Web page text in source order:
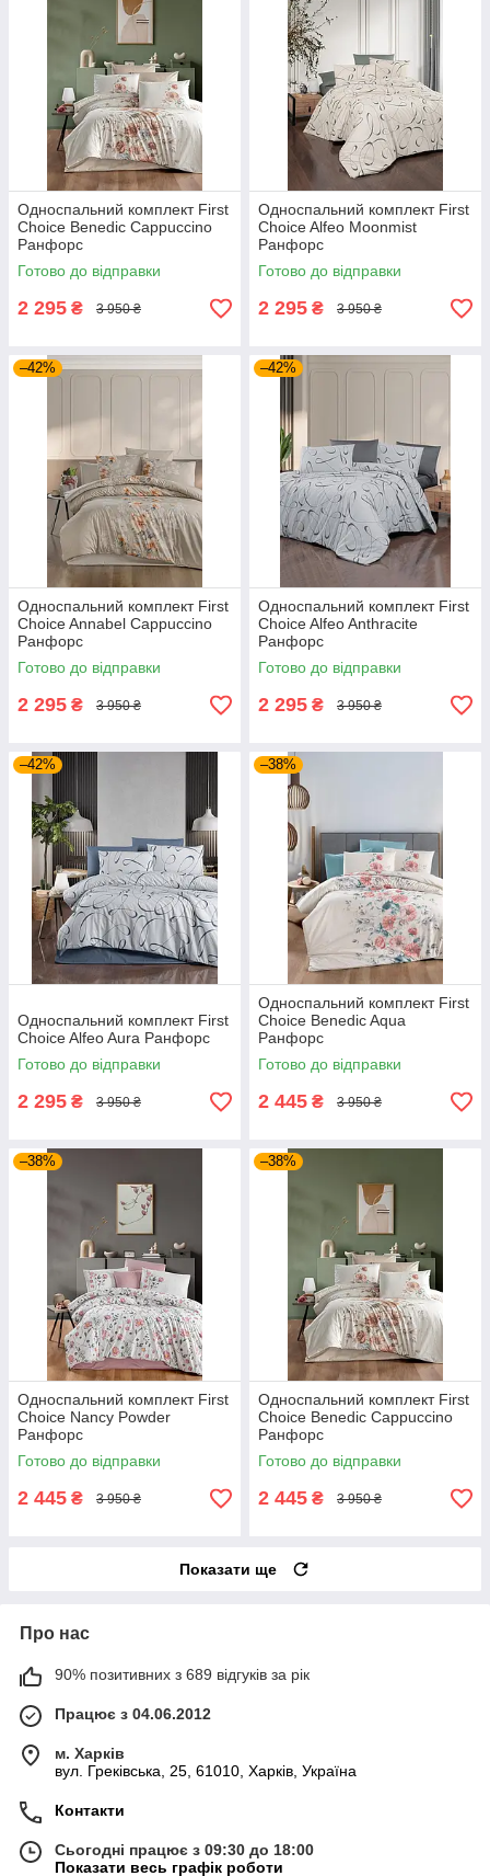
Односпальний комплект First
Choice Benedic Cappuccino
Ранфорс
Готово до відправки
2 295 ₴ 3 950 ₴
Односпальний комплект First
Choice Alfeo Moonmist
Ранфорс
Готово до відправки
2 295 ₴ 3 950 ₴
–42%
Односпальний комплект First
Choice Annabel Cappuccino
Ранфорс
Готово до відправки
2 295 ₴ 3 950 ₴
–42%
Односпальний комплект First
Choice Alfeo Anthracite
Ранфорс
Готово до відправки
2 295 ₴ 3 950 ₴
–42%
Односпальний комплект First
Choice Alfeo Aura Ранфорс
Готово до відправки
2 295 ₴ 3 950 ₴
–38%
Односпальний комплект First
Choice Benedic Aqua
Ранфорс
Готово до відправки
2 445 ₴ 3 950 ₴
–38%
Односпальний комплект First
Choice Nancy Powder
Ранфорс
Готово до відправки
2 445 ₴ 3 950 ₴
–38%
Односпальний комплект First
Choice Benedic Cappuccino
Ранфорс
Готово до відправки
2 445 ₴ 3 950 ₴
Показати ще
Про нас
90% позитивних з 689 відгуків за рік
Працює з 04.06.2012
м. Харків
вул. Греківська, 25, 61010, Харків, Україна
Контакти
Сьогодні працює з 09:30 до 18:00
Показати весь графік роботи